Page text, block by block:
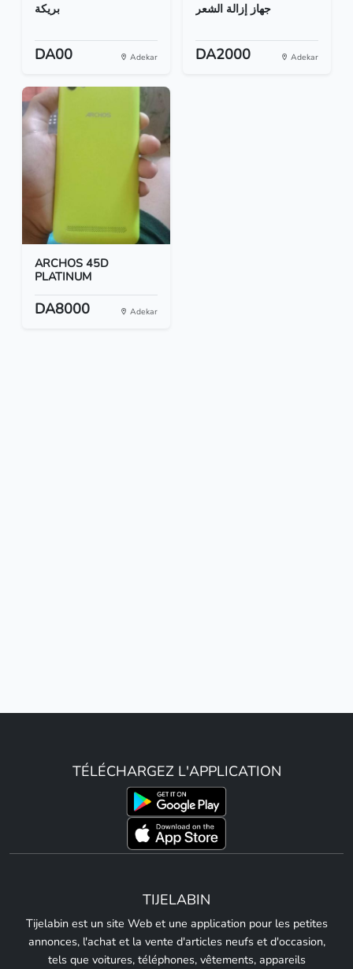
بريكة
DA00 Adekar
جهاز إزالة الشعر
DA2000 Adekar
ARCHOS 45D
PLATINUM
DA8000 Adekar
TÉLÉCHARGEZ L'APPLICATION
TIJELABIN
Tijelabin est un site Web et une application pour les petites
annonces, l'achat et la vente d'articles neufs et d'occasion,
tels que voitures, téléphones, vêtements, appareils